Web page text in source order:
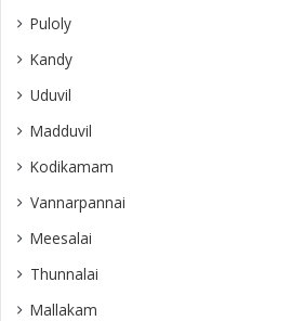
Puloly
Kandy
Uduvil
Madduvil
Kodikamam
Vannarpannai
Meesalai
Thunnalai
Mallakam